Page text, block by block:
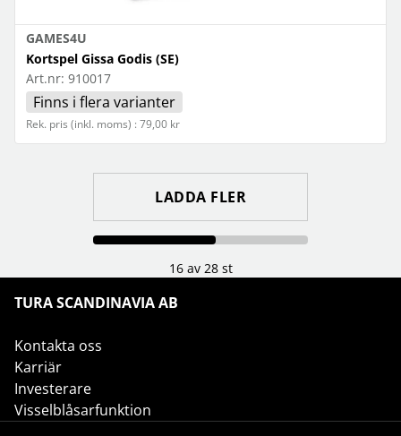
GAMES4U
Kortspel Gissa Godis (SE)
Art.nr: 910017
Finns i flera varianter
Rek. pris (inkl. moms) : 79,00 kr
LADDA FLER
16 av 28 st
TURA SCANDINAVIA AB
Kontakta oss
Karriär
Investerare
Visselblåsarfunktion